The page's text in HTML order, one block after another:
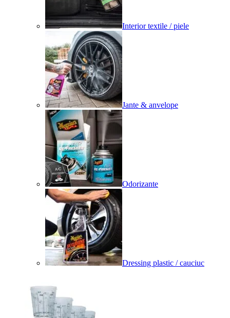
Interior textile / piele
Jante & anvelope
Odorizante
Dressing plastic / cauciuc